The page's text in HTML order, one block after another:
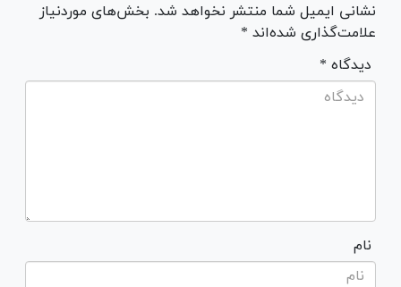
نشانی ایمیل شما منتشر نخواهد شد. بخش‌های موردنیاز
علامت‌گذاری شده‌اند *
* دیدگاه
نام